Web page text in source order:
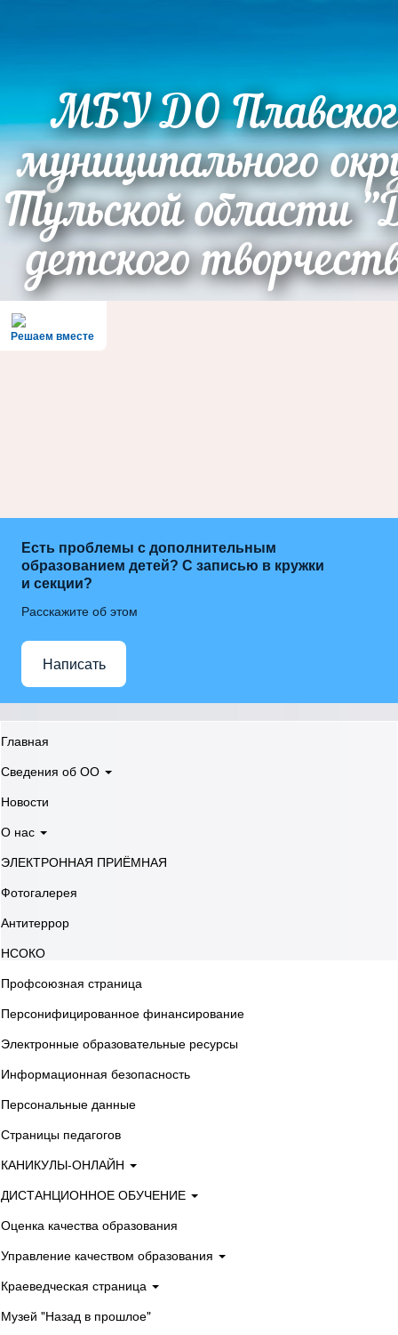
МБУ ДО
муниципального
Тульской области
детского
Решаем вместе
Есть проблемы с дополнительным
образованием детей? С записью в кружки
и секции?
Расскажите об этом
Написать
Главная
Сведения об ОО
Новости
О нас
ЭЛЕКТРОННАЯ ПРИЁМНАЯ
Фотогалерея
Антитеррор
НСОКО
Профсоюзная страница
Персонифицированное финансирование
Электронные образовательные ресурсы
Информационная безопасность
Персональные данные
Страницы педагогов
КАНИКУЛЫ-ОНЛАЙН
ДИСТАНЦИОННОЕ ОБУЧЕНИЕ
Оценка качества образования
Управление качеством образования
Краеведческая страница
Музей "Назад в прошлое"